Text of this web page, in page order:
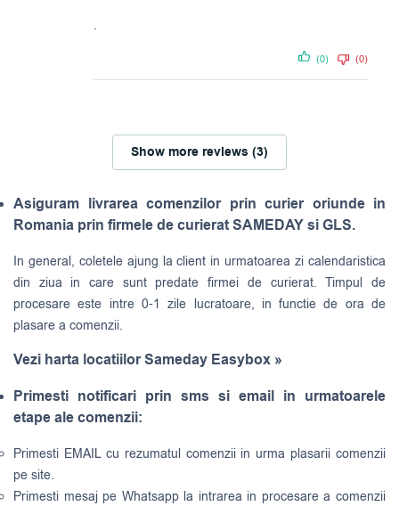
.
(0) (0)
Show more reviews (3)
Asiguram livrarea comenzilor prin curier oriunde in
Romania prin firmele de curierat SAMEDAY si GLS.
In general, coletele ajung la client in urmatoarea zi calendaristica
din ziua in care sunt predate firmei de curierat. Timpul de
procesare este intre 0-1 zile lucratoare, in functie de ora de
plasare a comenzii.
Vezi harta locatiilor Sameday Easybox »
Primesti notificari prin sms si email in urmatoarele
etape ale comenzii:
Primesti EMAIL cu rezumatul comenzii in urma plasarii comenzii
pe site.
Primesti mesaj pe Whatsapp la intrarea in procesare a comenzii